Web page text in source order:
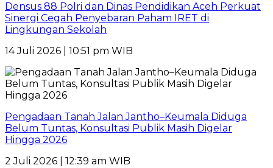
Densus 88 Polri dan Dinas Pendidikan Aceh Perkuat
Sinergi Cegah Penyebaran Paham IRET di
Lingkungan Sekolah
14 Juli 2026 | 10:51 pm WIB
Pengadaan Tanah Jalan Jantho–Keumala Diduga
Belum Tuntas, Konsultasi Publik Masih Digelar
Hingga 2026
2 Juli 2026 | 12:39 am WIB